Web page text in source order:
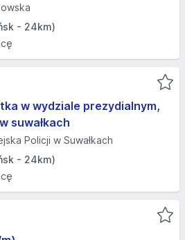
- 24km)
w wydziale prezydialnym,
suwałkach
Policji w Suwałkach
- 24km)